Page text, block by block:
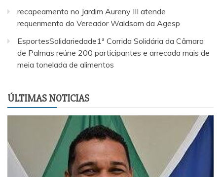
recapeamento no Jardim Aureny III atende
requerimento do Vereador Waldsom da Agesp
EsportesSolidariedade1ª Corrida Solidária da Câmara
de Palmas reúne 200 participantes e arrecada mais de
meia tonelada de alimentos
ÚLTIMAS NOTICIAS